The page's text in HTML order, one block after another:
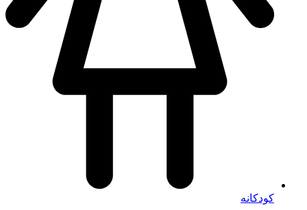
کودکانه